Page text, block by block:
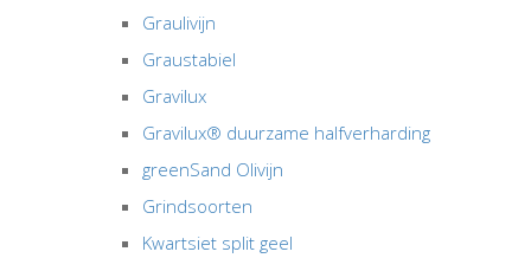
Graulivijn
Graustabiel
Gravilux
Gravilux® duurzame halfverharding
greenSand Olivijn
Grindsoorten
Kwartsiet split geel